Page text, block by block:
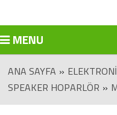
MENU
ANA SAYFA »
SPEAKER HOPARLÖR »